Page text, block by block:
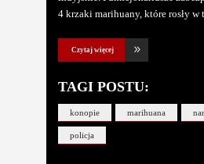
4 krzaki marihuany, które rosły w
Czytaj więcej
TAGI POSTU:
konopie marihuana
policja